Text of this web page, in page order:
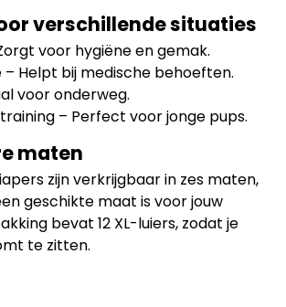
verschillende situaties
voor hygiëne en gemak.
Helpt bij medische behoeften.
voor onderweg.
– Perfect voor jonge pups.
maten
zijn verkrijgbaar in zes maten,
geschikte maat is voor jouw
bevat 12 XL-luiers, zodat je
te zitten.